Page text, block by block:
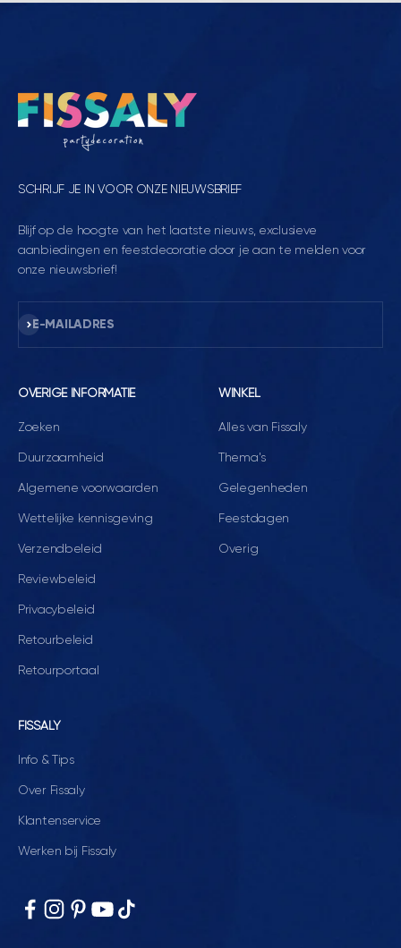
SCHRIJF JE IN VOOR ONZE NIEUWSBRIEF
Blijf op de hoogte van het laatste nieuws, exclusieve
aanbiedingen en feestdecoratie door je aan te melden voor
onze nieuwsbrief!
E-MAILADRES
Abonneren
OVERIGE INFORMATIE
Zoeken
Duurzaamheid
Algemene voorwaarden
Wettelijke kennisgeving
Verzendbeleid
Reviewbeleid
Privacybeleid
Retourbeleid
Retourportaal
WINKEL
Alles van Fissaly
Thema's
Gelegenheden
Feestdagen
Overig
FISSALY
Info & Tips
Over Fissaly
Klantenservice
Werken bij Fissaly